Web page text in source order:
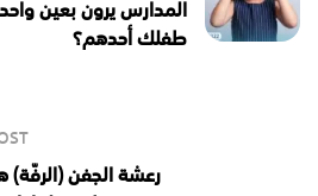
المدارس يرون بعين
طفلك أحدهم؟
رعشة الجفن (الرفّة)